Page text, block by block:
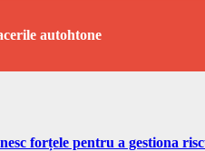
autohtone
forțele pentru a gestiona